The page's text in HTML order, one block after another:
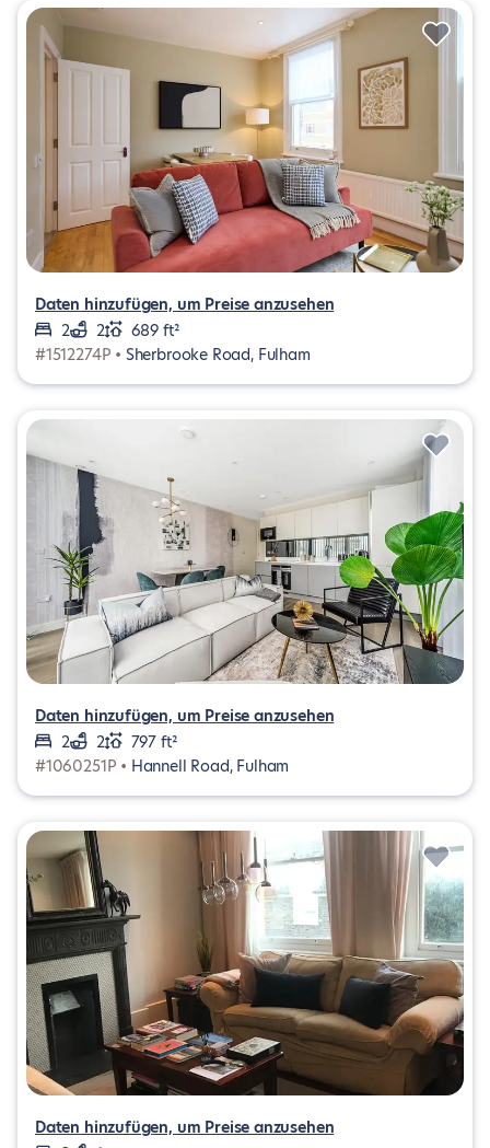
Daten hinzufügen, um Preise anzusehen
2
2
689 ft²
#1512274P • Sherbrooke Road, Fulham
Daten hinzufügen, um Preise anzusehen
2
2
797 ft²
#1060251P • Hannell Road, Fulham
Daten hinzufügen, um Preise anzusehen